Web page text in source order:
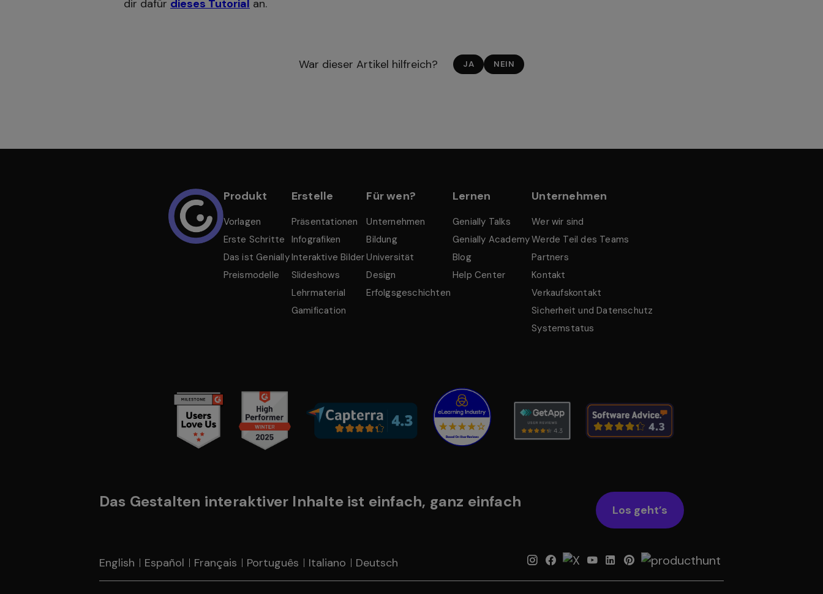
dir dafür dieses Tutorial an.
War dieser Artikel hilfreich? JA NEIN
Produkt
Vorlagen
Erste Schritte
Das ist Genially
Preismodelle
Erstelle
Präsentationen
Infografiken
Interaktive Bilder
Slideshows
Lehrmaterial
Gamification
Für wen?
Unternehmen
Bildung
Universität
Design
Erfolgsgeschichten
Lernen
Genially Talks
Genially Academy
Blog
Help Center
Unternehmen
Wer wir sind
Werde Teil des Teams
Partners
Kontakt
Verkaufskontakt
Sicherheit und Datenschutz
Systemstatus
Das Gestalten interaktiver Inhalte ist einfach, ganz einfach Los geht’s
English Español Français Português Italiano Deutsch